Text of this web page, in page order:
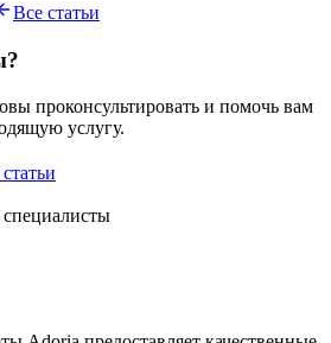
Все статьи
проконсультировать и помочь вам
услугу.